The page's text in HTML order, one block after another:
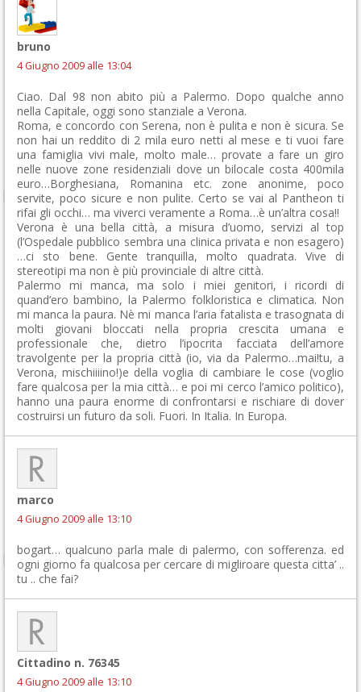
bruno
4 Giugno 2009 alle 13:04
Ciao. Dal 98 non abito più a Palermo. Dopo qualche anno
nella Capitale, oggi sono stanziale a Verona.
Roma, e concordo con Serena, non è pulita e non è sicura. Se
non hai un reddito di 2 mila euro netti al mese e ti vuoi fare
una famiglia vivi male, molto male… provate a fare un giro
nelle nuove zone residenziali dove un bilocale costa 400mila
euro…Borghesiana, Romanina etc. zone anonime, poco
servite, poco sicure e non pulite. Certo se vai al Pantheon ti
rifai gli occhi… ma viverci veramente a Roma…è un’altra cosa!!
Verona è una bella città, a misura d’uomo, servizi al top
(l’Ospedale pubblico sembra una clinica privata e non esagero)
…ci sto bene. Gente tranquilla, molto quadrata. Vive di
stereotipi ma non è più provinciale di altre città.
Palermo mi manca, ma solo i miei genitori, i ricordi di
quand’ero bambino, la Palermo folkloristica e climatica. Non
mi manca la paura. Nè mi manca l’aria fatalista e trasognata di
molti giovani bloccati nella propria crescita umana e
professionale che, dietro l’ipocrita facciata dell’amore
travolgente per la propria città (io, via da Palermo…mai!tu, a
Verona, mischiiiino!)e della voglia di cambiare le cose (voglio
fare qualcosa per la mia città… e poi mi cerco l’amico politico),
hanno una paura enorme di confrontarsi e rischiare di dover
costruirsi un futuro da soli. Fuori. In Italia. In Europa.
marco
4 Giugno 2009 alle 13:10
bogart… qualcuno parla male di palermo, con sofferenza. ed
ogni giorno fa qualcosa per cercare di migliroare questa citta’ ..
tu .. che fai?
Cittadino n. 76345
4 Giugno 2009 alle 13:10